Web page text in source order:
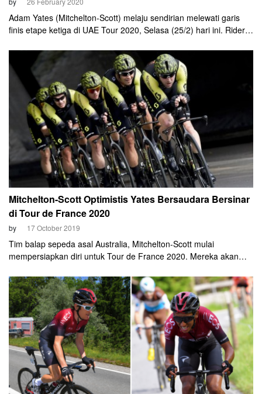
Adam Yates (Mitchelton-Scott) melaju sendirian melewati garis
finis etape ketiga di UAE Tour 2020, Selasa (25/2) hari ini. Rider
waktu 4 jam 42 menit 33 detik. Kemenangan di etape ini
membawanya naik ke puncak general classification.
Mitchelton-Scott Optimistis Yates Bersaudara Bersinar
di Tour de France 2020
by 17 October 2019
Tim balap sepeda asal Australia, Mitchelton-Scott mulai
mempersiapkan diri untuk Tour de France 2020. Mereka akan
serta Esteban Chaves.